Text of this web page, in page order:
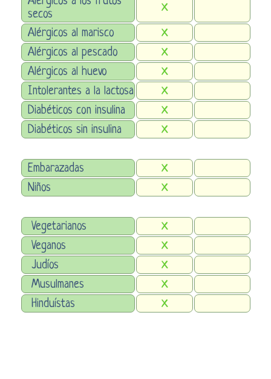
secos
X
Alérgicos al marisco X
Alérgicos al pescado X
Alérgicos al huevo X
Intolerantes a la lactosa X
Diabéticos con insulina X
Diabéticos sin insulina X
Embarazadas X
Niños X
Vegetarianos X
Veganos X
Judíos X
Musulmanes X
Hinduístas X